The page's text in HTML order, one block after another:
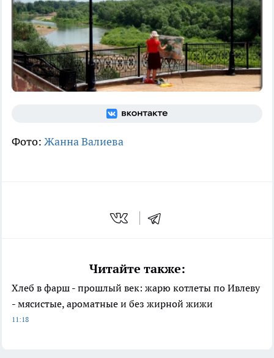
Фото: Жанна Валиева
Читайте также:
Хлеб в фарш - прошлый век: жарю котлеты по Ивлеву
- мясистые, ароматные и без жирной жижи
11:18